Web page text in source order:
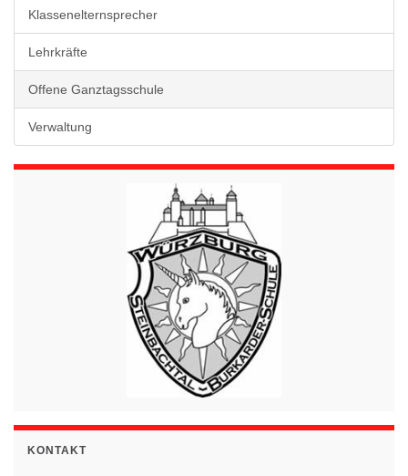
Klassenelternsprecher
Lehrkräfte
Offene Ganztagsschule
Verwaltung
KONTAKT